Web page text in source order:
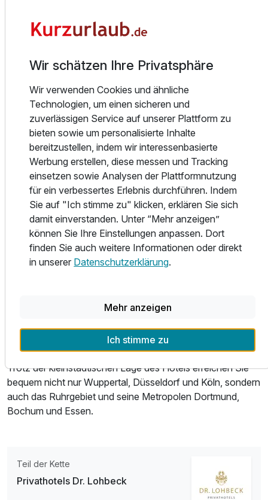
2 Erwachsene und 2 Kinder
Ausstattung
Twinbettzimmer
2 Erwachsene
gelegen bietet das Hotel den perfekten Ausgangspunkt für
ein paar schöne entspannte Tage. Ob wandern im
erleben - vom Hotel am Mühlenteich alles kein Problem!
Zimmerinformation
Alle der insgesamt 41 Zimmer, darunter 8 Junior Suiten,
laden zum Verweilen und Entspannen ein. Die Zimmer sind
individuell eingerichtet und mit Badezimmer, teilweise mit
Badewanne,Klimaanlage, TV, Minibar, Fön,
Selbstwahltelefon und WLAN ausgestattet.
Essen und Trinken
Im Restaurant Verdi, eingerichtet im Jugendstil, vereint der
Küchenchef regionale Produkte zu wundervollen
Köstlichkeiten. Das Restaurant hat 30 Plätze und bietet
den perfekten Rahmen für einen wunderschönen Abend.
Wellness & Freizeit
Museum zu besuchen oder sich Fahrräder zu leihen, um
eine kleine Fahrradtour zu machen.
Die Umgebung
Trotz der kleinstädtischen Lage des Hotels erreichen Sie
bequem nicht nur Wuppertal, Düsseldorf und Köln, sondern
auch das Ruhrgebiet und seine Metropolen Dortmund,
Bochum und Essen.
Teil der Kette
Privathotels Dr. Lohbeck
Wir schätzen Ihre Privatsphäre
Wir verwenden Cookies und ähnliche
Technologien, um einen sicheren und
zuverlässigen Service auf unserer Plattform zu
bieten sowie um personalisierte Inhalte
bereitzustellen, indem wir interessenbasierte
Werbung erstellen, diese messen und Tracking
einsetzen sowie Analysen der Plattformnutzung
für ein verbessertes Erlebnis durchführen. Indem
Sie auf "Ich stimme zu" klicken, erklären Sie sich
damit einverstanden. Unter “Mehr anzeigen”
können Sie Ihre Einstellungen anpassen. Dort
finden Sie auch weitere Informationen oder direkt
in unserer Datenschutzerklärung.
Mehr anzeigen
Ich stimme zu